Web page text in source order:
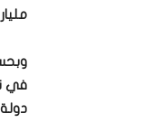
مليار دينار
دولة